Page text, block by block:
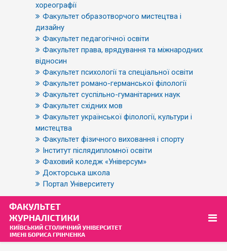
хореографії
Факультет образотворчого мистецтва і
дизайну
Факультет педагогічної освіти
Факультет права, врядування та міжнародних
відносин
Факультет психології та спеціальної освіти
Факультет романо-германської філології
Факультет суспільно-гуманітарних наук
Факультет східних мов
Факультет української філології, культури і
мистецтва
Факультет фізичного виховання і спорту
Інститут післядипломної освіти
Фаховий коледж «Універсум»
Докторська школа
Портал Університету